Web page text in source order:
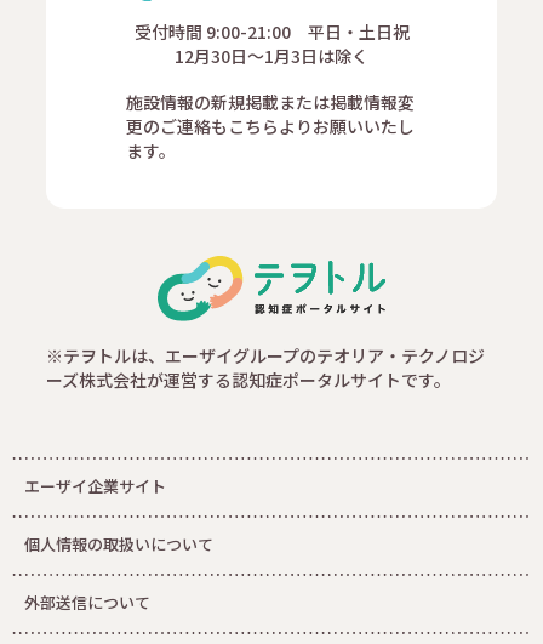
受付時間 9:00-21:00 平日・土日祝
12月30日～1月3日は除く
施設情報の新規掲載または掲載情報変
更のご連絡もこちらよりお願いいたし
ます。
※テヲトルは、エーザイグループのテオリア・テクノロジ
ーズ株式会社が運営する認知症ポータルサイトです。
エーザイ企業サイト
個人情報の取扱いについて
外部送信について